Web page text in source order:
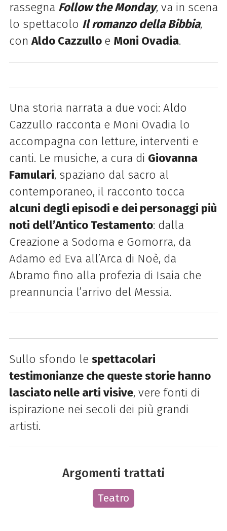
rassegna Follow the Monday, va in scena
lo spettacolo Il romanzo della Bibbia,
conAldo Cazzullo e Moni Ovadia.
Una storia narrata a due voci: Aldo
Cazzullo racconta e Moni Ovadia lo
accompagna con letture, interventi e
canti. Le musiche, a cura di Giovanna
Famulari, spaziano dal sacro al
contemporaneo, il racconto tocca
alcuni degli episodi e dei personaggi più
noti dell’Antico Testamento: dalla
Creazione a Sodoma e Gomorra, da
Adamo ed Eva all’Arca di Noè, da
Abramo fino alla profezia di Isaia che
preannuncia l’arrivo del Messia.
Sullo sfondo le spettacolari
testimonianze che queste storie hanno
lasciato nelle arti visive, vere fonti di
ispirazione nei secoli dei più grandi
artisti.
Argomenti trattati
Teatro